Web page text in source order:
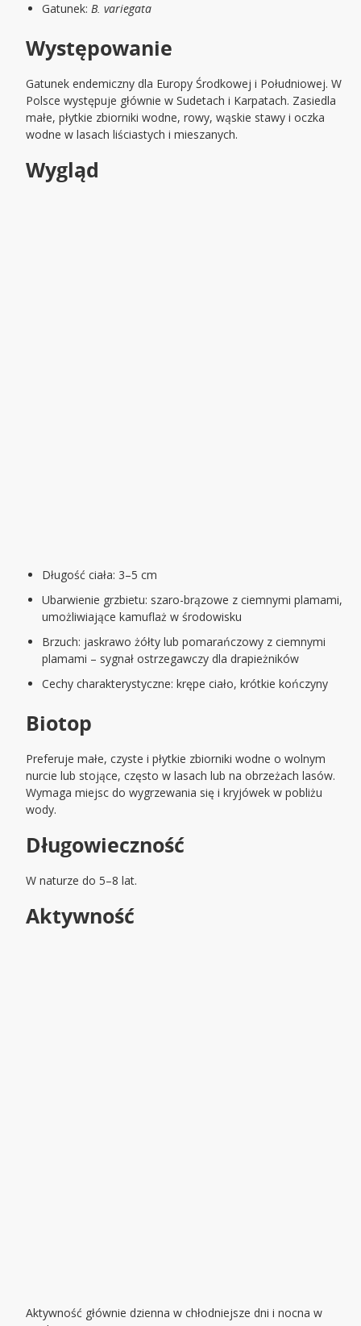
Gatunek:B. variegata
Występowanie
Gatunek endemiczny dla Europy Środkowej i Południowej. W
Polsce występuje głównie w Sudetach i Karpatach. Zasiedla
małe, płytkie zbiorniki wodne, rowy, wąskie stawy i oczka
wodne w lasach liściastych i mieszanych.
Wygląd
Długość ciała: 3–5 cm
Ubarwienie grzbietu: szaro-brązowe z ciemnymi plamami,
umożliwiające kamuflaż w środowisku
Brzuch: jaskrawo żółty lub pomarańczowy z ciemnymi
plamami – sygnał ostrzegawczy dla drapieżników
Cechy charakterystyczne: krępe ciało, krótkie kończyny
Biotop
Preferuje małe, czyste i płytkie zbiorniki wodne o wolnym
nurcie lub stojące, często w lasach lub na obrzeżach lasów.
Wymaga miejsc do wygrzewania się i kryjówek w pobliżu
wody.
Długowieczność
W naturze do 5–8 lat.
Aktywność
Aktywność głównie dzienna w chłodniejsze dni i nocna w